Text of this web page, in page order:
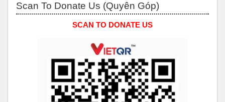
Scan To Donate Us (Quyên Góp)
SCAN TO DONATE US